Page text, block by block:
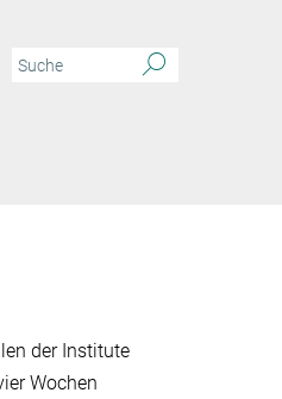
der Institute
Wochen